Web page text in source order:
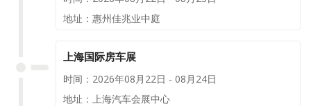
地址：惠州佳兆业中庭
上海国际房车展
时间：2026年08月22日 - 08月24日
地址：上海汽车会展中心